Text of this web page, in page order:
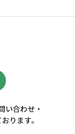
い合わせ・
ります。